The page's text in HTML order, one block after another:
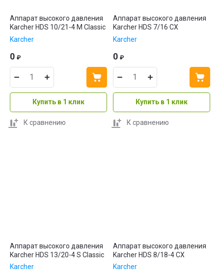
Аппарат высокого давления
Karcher HDS 10/21-4 M Classic
Karcher
0 ₽
Купить в 1 клик
К сравнению
Аппарат высокого давления
Karcher HDS 7/16 CX
Karcher
0 ₽
Купить в 1 клик
К сравнению
Аппарат высокого давления
Karcher HDS 13/20-4 S Classic
Karcher
Аппарат высокого давления
Karcher HDS 8/18-4 CX
Karcher